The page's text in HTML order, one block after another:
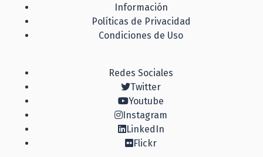
Información
Políticas de Privacidad
Condiciones de Uso
Redes Sociales
Twitter
Youtube
Instagram
LinkedIn
Flickr